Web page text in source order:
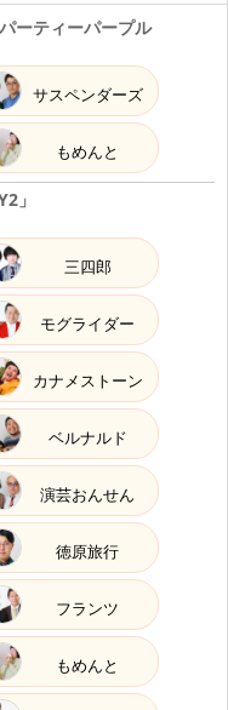
in 長野』
ーティーパープル
サスペンダーズ
もめんと
」
三四郎
モグライダー
カナメストーン
ベルナルド
演芸おんせん
徳原旅行
フランツ
もめんと